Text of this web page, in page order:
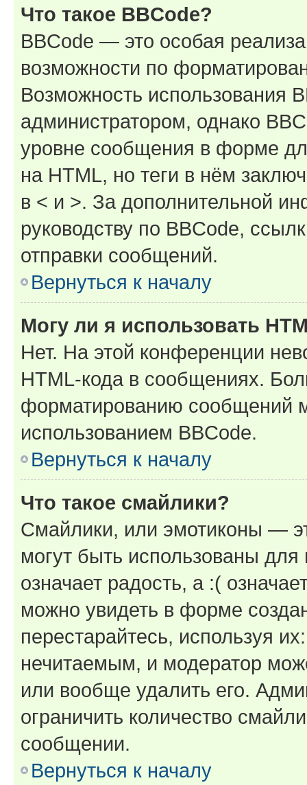
Что такое BBCode?
BBCode — это особая
возможности по
Возможность использования
администратором, однако
уровне сообщения в форме
на HTML, но теги в нём
в < и >. За дополнительной
руководству по BBCode,
отправки сообщений.
Вернуться к началу
Могу ли я использовать
Нет. На этой конференции
HTML-кода в сообщениях.
форматированию сообщений
использованием BBCode.
Вернуться к началу
Что такое смайлики?
Смайлики, или эмотиконы —
могут быть использованы
означает радость, а :(
можно увидеть в форме
перестарайтесь, используя
нечитаемым, и модератор
или вообще удалить его.
ограничить количество
сообщении.
Вернуться к началу